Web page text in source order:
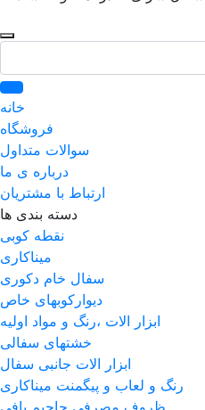
خانه
فروشگاه
سوالات متداول
درباره ی ما
ارتباط با مشتریان
دسته بندی ها
نقطه کوبی
میناکاری
سفال خام دکوری
دیوارکوبهای خاص
ابزار الات ،رنگ و مواد اولیه
خشتهای سفالی
ابزار الات جانبی سفال
رنگ و لعاب و پیگمنت میناکاری
ظروف مصرفی جاجیم بافی